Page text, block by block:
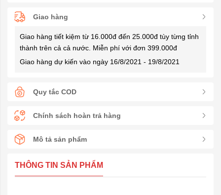
Giao hàng
Giao hàng tiết kiệm từ 16.000đ đến 25.000đ tùy từng tỉnh
thành trên cả cả nước. Miễn phí với đơn 399.000đ
Giao hàng dự kiến vào ngày 16/8/2021 - 19/8/2021
Quy tắc COD
Chính sách hoàn trả hàng
Mô tả sản phẩm
THÔNG TIN SẢN PHẨM